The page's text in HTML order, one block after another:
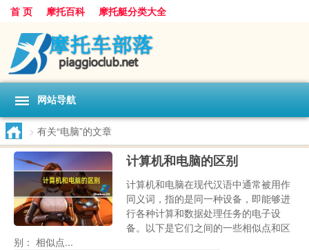
首 页 摩托百科 摩托艇分类大全
网站导航
> 有关“电脑”的文章
计算机和电脑的区别
计算机和电脑在现代汉语中通常被用作
同义词，指的是同一种设备，即能够进
行各种计算和数据处理任务的电子设
备。以下是它们之间的一些相似点和区
别： 相似点...